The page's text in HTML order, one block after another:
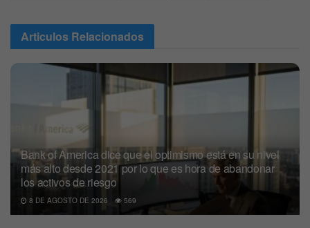
Articulos Relacionados
Bank of America dice que el optimismo está en su nivel
más alto desde 2021 por lo que es hora de abandonar
los activos de riesgo
8 DE AGOSTO DE 2026 569